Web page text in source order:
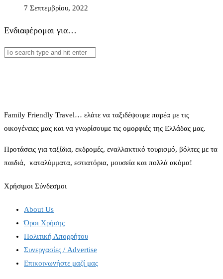
7 Σεπτεμβρίου, 2022
Ενδιαφέρομαι για…
Family Friendly Travel… ελάτε να ταξιδέψουμε παρέα με τις
οικογένειες μας και να γνωρίσουμε τις ομορφιές της Ελλάδας μας.
Προτάσεις για ταξίδια, εκδρομές, εναλλακτικό τουρισμό, βόλτες με τα
παιδιά, καταλύμματα, εστιατόρια, μουσεία και πολλά ακόμα!
Χρήσιμοι Σύνδεσμοι
About Us
Όροι Χρήσης
Πολιτική Απορρήτου
Συνεργασίες / Advertise
Επικοινωνήστε μαζί μας